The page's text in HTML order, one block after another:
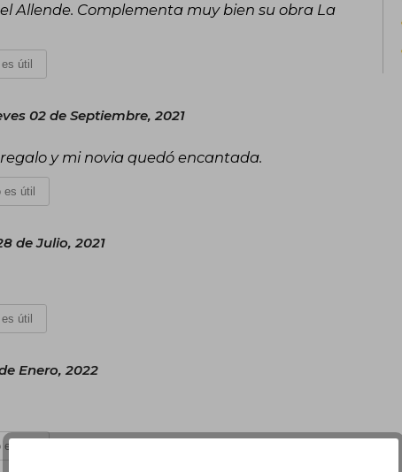
Allende. Complementa muy bien su obra La
útil
02 de Septiembre, 2021
y mi novia quedó encantada.
es útil
de Julio, 2021
útil
Enero, 2022
es útil